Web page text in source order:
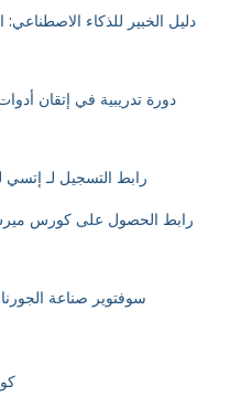
دليل الخبير للذكاء الاصطناعي:
دورة تدريبية في إتقان
رابط التسجيل لـ إتسي للحصول
سوفتوير صناعة